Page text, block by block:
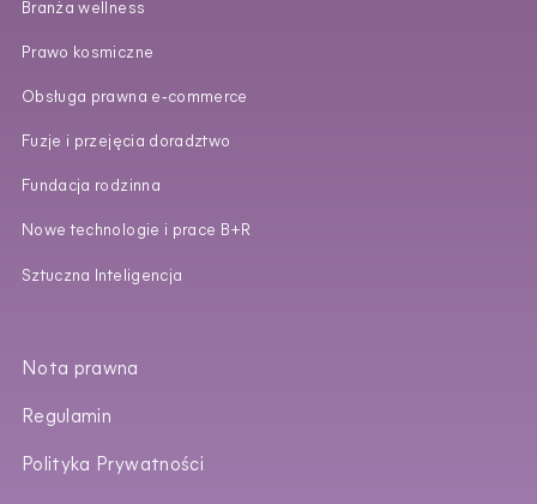
Branża wellness
Prawo kosmiczne
Obsługa prawna e‑commerce
Fuzje i przejęcia doradztwo
Fundacja rodzinna
Nowe technologie i prace B+R
Sztuczna Inteligencja
Nota prawna
Regulamin
Polityka Prywatności